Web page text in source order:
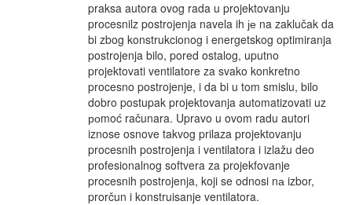
praksa autora ovog rada u projektovanju
procesnilz postrojenja navela ih је na zaklučak da
bi zbog konstrukcionog i energetskog optimiranja
postrojenja bilo, pored ostalog, uputno
projektovati ventilatore za svako konkretno
procesno postrojenje, i da bi u tom smislu, bilo
dobro postupak projektovanja automatizovati uz
роmoć računara. Upravo u ovom radu autori
iznose osnove takvog prilaza projektovanju
procesnih postrojenja i ventilatora i izlažu deo
profesionalnog softvera za projekfovanje
procesnih postrojenja, koji se odnosi nа izbor,
prorčun i konstruisanje ventilatora.